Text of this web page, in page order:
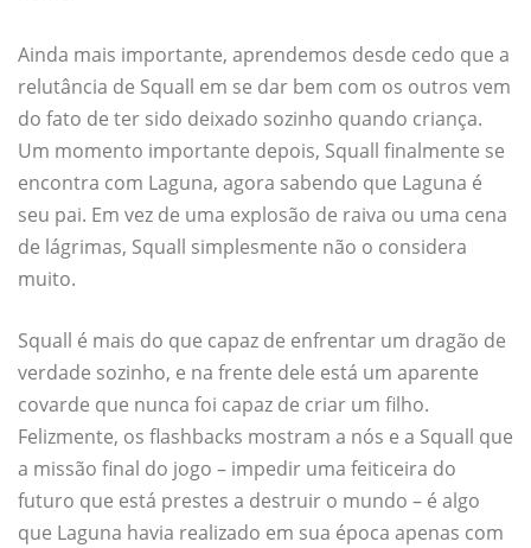
Ainda mais importante, aprendemos desde cedo que a
relutância de Squall em se dar bem com os outros vem
do fato de ter sido deixado sozinho quando criança.
Um momento importante depois, Squall finalmente se
encontra com Laguna, agora sabendo que Laguna é
seu pai. Em vez de uma explosão de raiva ou uma cena
de lágrimas, Squall simplesmente não o considera
muito.
Squall é mais do que capaz de enfrentar um dragão de
verdade sozinho, e na frente dele está um aparente
covarde que nunca foi capaz de criar um filho.
Felizmente, os flashbacks mostram a nós e a Squall que
a missão final do jogo – impedir uma feiticeira do
futuro que está prestes a destruir o mundo – é algo
que Laguna havia realizado em sua época apenas com